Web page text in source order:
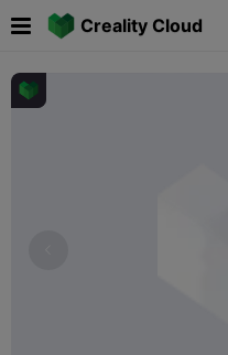
Creality Cloud